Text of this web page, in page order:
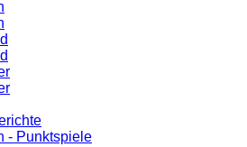
- Punktspiele